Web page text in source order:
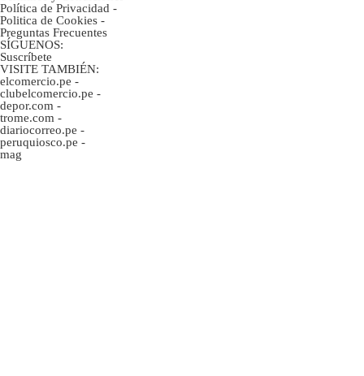
Política de Privacidad -
Politica de Cookies -
Preguntas Frecuentes
SÍGUENOS:
Suscríbete
VISITE TAMBIÉN:
elcomercio.pe -
clubelcomercio.pe -
depor.com -
trome.com -
diariocorreo.pe -
peruquiosco.pe -
mag